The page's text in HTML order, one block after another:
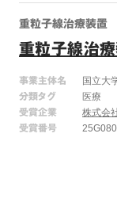
重粒子線治療装置
重粒子線治
事業主体名
国立大
分類タグ
医療
受賞企業
株式会
受賞番号